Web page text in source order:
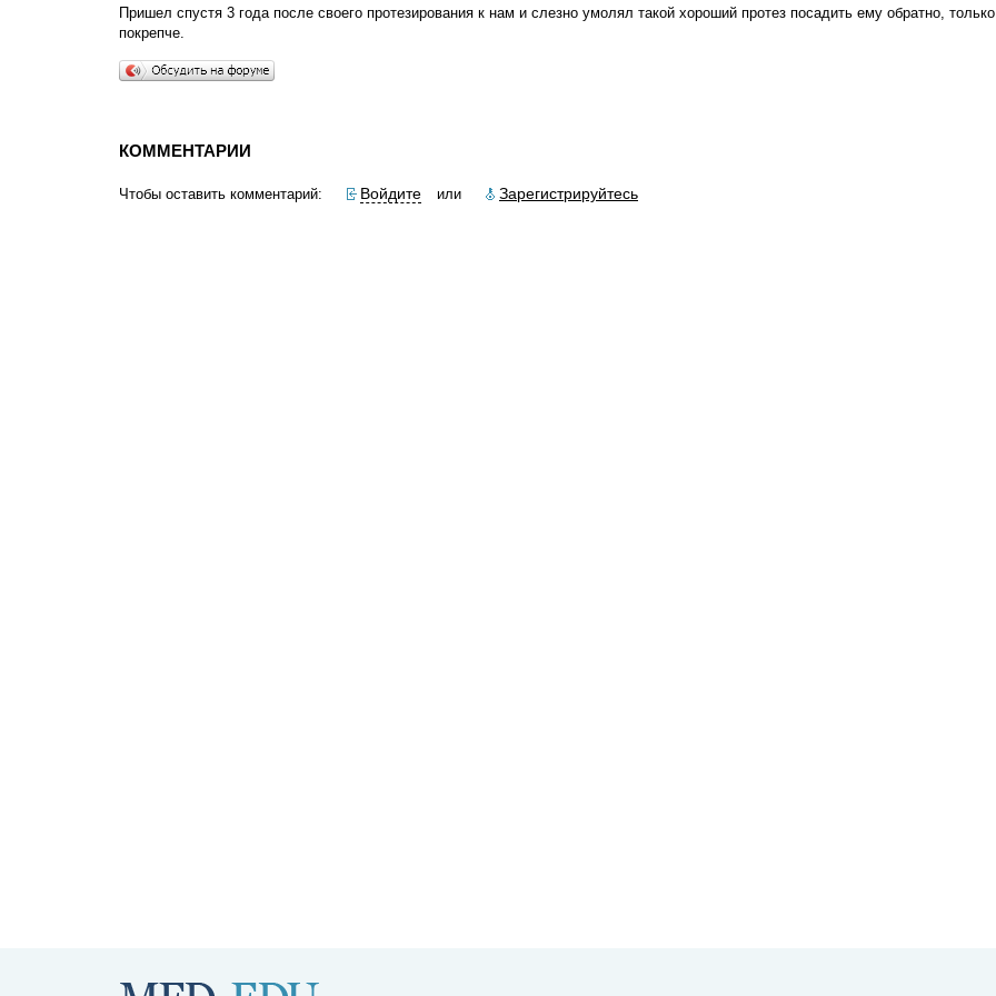
Пришел спустя 3 года после своего протезирования к нам и слезно умолял такой хороший протез посадить ему обратно,
покрепче.
КОММЕНТАРИИ
Чтобы оставить комментарий: Войдите или Зарегистрируйтесь